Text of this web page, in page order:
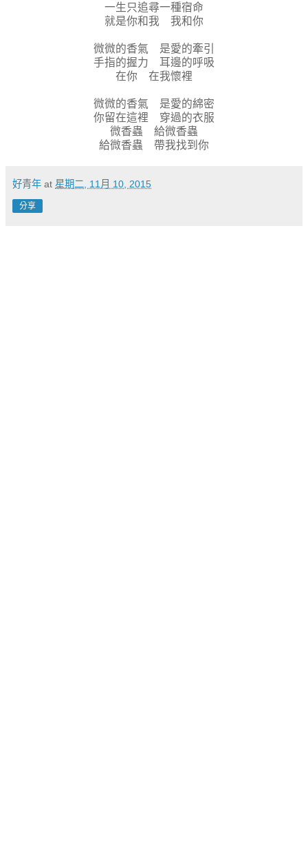
一生只追尋一種宿命
就是你和我 我和你
微微的香氣 是愛的牽引
手指的握力 耳邊的呼吸
在你 在我懷裡
微微的香氣 是愛的綿密
你留在這裡 穿過的衣服
微香蟲 給微香蟲
給微香蟲 帶我找到你
好青年 at 星期二, 11月 10, 2015
分享